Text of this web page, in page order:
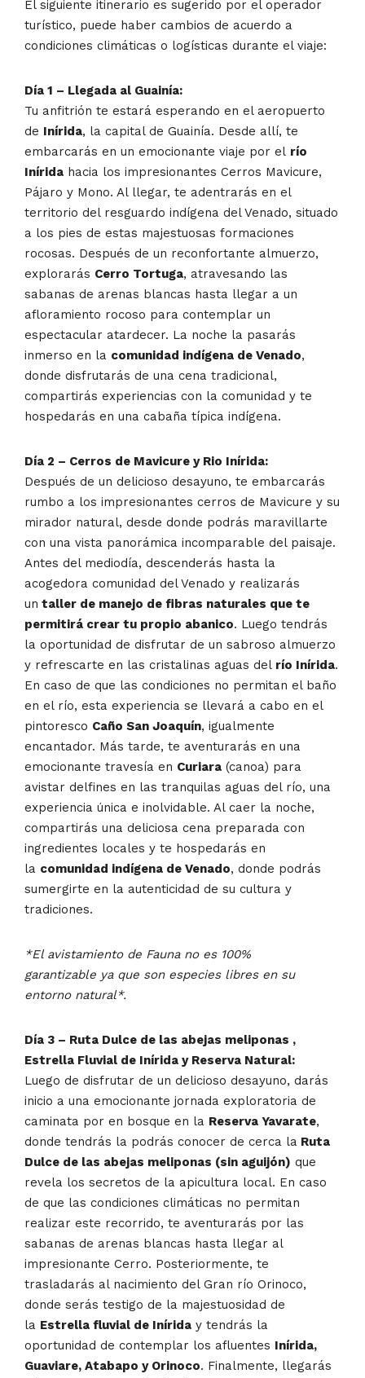
El siguiente itinerario es sugerido por el operador
turístico, puede haber cambios de acuerdo a
condiciones climáticas o logísticas durante el viaje:
Día 1 – Llegada al Guainía:
Tu anfitrión te estará esperando en el aeropuerto
de Inírida, la capital de Guainía. Desde allí, te
embarcarás en un emocionante viaje por el río
Inírida hacia los impresionantes Cerros Mavicure,
Pájaro y Mono. Al llegar, te adentrarás en el
territorio del resguardo indígena del Venado, situado
a los pies de estas majestuosas formaciones
rocosas. Después de un reconfortante almuerzo,
explorarás Cerro Tortuga, atravesando las
sabanas de arenas blancas hasta llegar a un
afloramiento rocoso para contemplar un
espectacular atardecer. La noche la pasarás
inmerso en la comunidad indígena de Venado,
donde disfrutarás de una cena tradicional,
compartirás experiencias con la comunidad y te
hospedarás en una cabaña típica indígena.
Día 2 – Cerros de Mavicure y Rio Inírida:
Después de un delicioso desayuno, te embarcarás
rumbo a los impresionantes cerros de Mavicure y su
mirador natural, desde donde podrás maravillarte
con una vista panorámica incomparable del paisaje.
Antes del mediodía, descenderás hasta la
acogedora comunidad del Venado y realizarás
un taller de manejo de fibras naturales que te
permitirá crear tu propio abanico. Luego tendrás
la oportunidad de disfrutar de un sabroso almuerzo
y refrescarte en las cristalinas aguas del río Inírida.
En caso de que las condiciones no permitan el baño
en el río, esta experiencia se llevará a cabo en el
pintoresco Caño San Joaquín, igualmente
encantador. Más tarde, te aventurarás en una
emocionante travesía en Curiara (canoa) para
avistar delfines en las tranquilas aguas del río, una
experiencia única e inolvidable. Al caer la noche,
compartirás una deliciosa cena preparada con
ingredientes locales y te hospedarás en
la comunidad indígena de Venado, donde podrás
sumergirte en la autenticidad de su cultura y
tradiciones.
*El avistamiento de Fauna no es 100%
garantizable ya que son especies libres en su
entorno natural*.
Día 3 – Ruta Dulce de las abejas meliponas ,
Estrella Fluvial de Inírida y Reserva Natural:
Luego de disfrutar de un delicioso desayuno, darás
inicio a una emocionante jornada exploratoria de
caminata por en bosque en la Reserva Yavarate,
donde tendrás la podrás conocer de cerca la Ruta
Dulce de las abejas meliponas (sin aguijón) que
revela los secretos de la apicultura local. En caso
de que las condiciones climáticas no permitan
realizar este recorrido, te aventurarás por las
sabanas de arenas blancas hasta llegar al
impresionante Cerro. Posteriormente, te
trasladarás al nacimiento del Gran río Orinoco,
donde serás testigo de la majestuosidad de
la Estrella fluvial de Inírida y tendrás la
oportunidad de contemplar los afluentes Inírida,
Guaviare, Atabapo y Orinoco. Finalmente, llegarás